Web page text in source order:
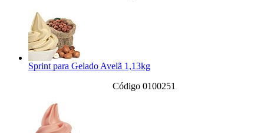
Sprint para Gelado Avelã 1,13kg
Código 0100251